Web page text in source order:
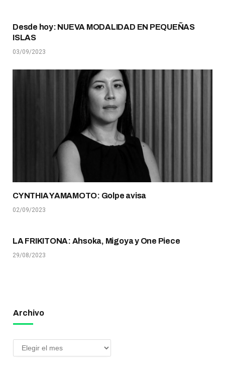
Desde hoy: NUEVA MODALIDAD EN PEQUEÑAS
ISLAS
03/09/2023
CYNTHIA YAMAMOTO: Golpe avisa
02/09/2023
LA FRIKITONA: Ahsoka, Migoya y One Piece
29/08/2023
Archivo